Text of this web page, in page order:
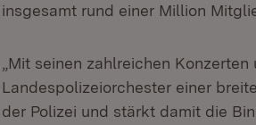
insgesamt rund einer Million
„Mit seinen zahlreichen
Landespolizeiorchester einer
der Polizei und stärkt damit die